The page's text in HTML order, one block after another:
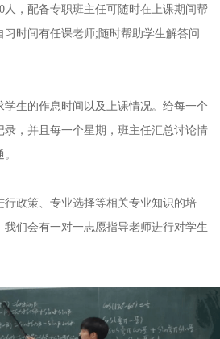
人，配备专职班主任可随时在上课期间帮
习时间有任课老师;随时帮助学生解答问
学生的作息时间以及上课情况。给每一个
录，并且每一个星期，班主任汇总讨论情
行政策、专业选择等相关专业知识的培
们会有一对一志愿指导老师进行对学生